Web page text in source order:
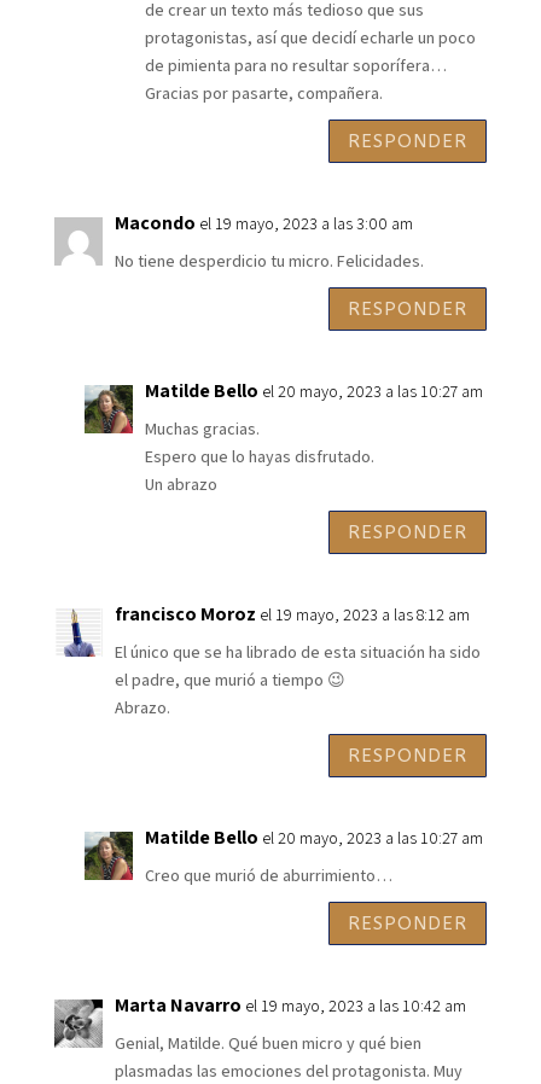
de crear un texto más tedioso que sus
protagonistas, así que decidí echarle un poco
de pimienta para no resultar soporífera…
Gracias por pasarte, compañera.
RESPONDER
Macondo el 19 mayo, 2023 a las 3:00 am
No tiene desperdicio tu micro. Felicidades.
RESPONDER
Matilde Bello el 20 mayo, 2023 a las 10:27 am
Muchas gracias.
Espero que lo hayas disfrutado.
Un abrazo
RESPONDER
francisco Moroz el 19 mayo, 2023 a las 8:12 am
El único que se ha librado de esta situación ha sido
el padre, que murió a tiempo 😉
Abrazo.
RESPONDER
Matilde Bello el 20 mayo, 2023 a las 10:27 am
Creo que murió de aburrimiento…
RESPONDER
Marta Navarro el 19 mayo, 2023 a las 10:42 am
Genial, Matilde. Qué buen micro y qué bien
plasmadas las emociones del protagonista. Muy